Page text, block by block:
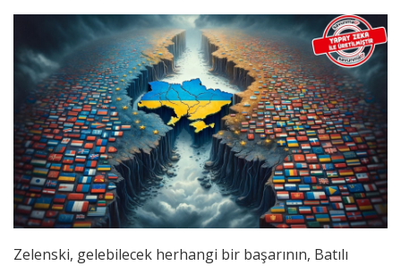
Zelenski, gelebilecek herhangi bir başarının, Batılı